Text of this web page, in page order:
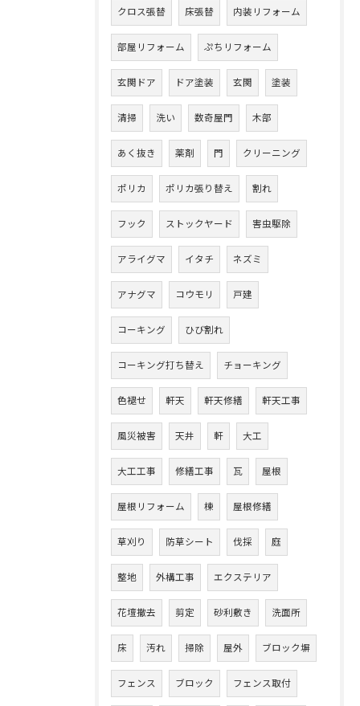
クロス張替 床張替 内装リフォーム
部屋リフォーム ぷちリフォーム
玄関ドア ドア塗装 玄関 塗装
清掃 洗い 数奇屋門 木部
あく抜き 薬剤 門 クリーニング
ポリカ ポリカ張り替え 割れ
フック ストックヤード 害虫駆除
アライグマ イタチ ネズミ
アナグマ コウモリ 戸建
コーキング ひび割れ
コーキング打ち替え チョーキング
色褪せ 軒天 軒天修繕 軒天工事
風災被害 天井 軒 大工
大工工事 修繕工事 瓦 屋根
屋根リフォーム 棟 屋根修繕
草刈り 防草シート 伐採 庭
整地 外構工事 エクステリア
花壇撤去 剪定 砂利敷き 洗面所
床 汚れ 掃除 屋外 ブロック塀
フェンス ブロック フェンス取付